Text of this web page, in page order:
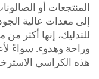
المنتجعات أو
إلى معدات عالية
للتدليك، إنها أكثر
وراحة وهدوء. سواءً
هذه الكراسي